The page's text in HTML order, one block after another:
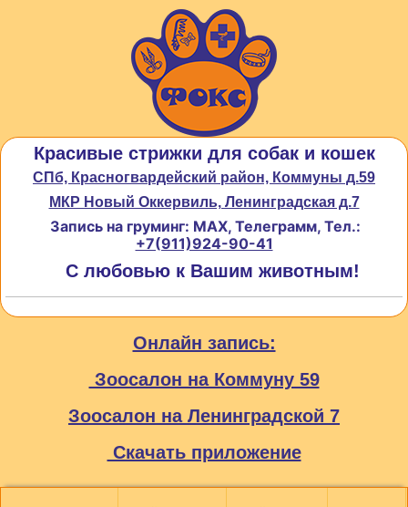
Красивые стрижки для собак и кошек
СПб, Красногвардейский район, Коммуны д.59
МКР Новый Оккервиль, Ленинградская д.7
Запись на груминг: MAX, Телеграмм, Тел.:
+7(911)924-90-41
С любовью к Вашим животным!
Онлайн запись:
Зоосалон на Коммуну 59
Зоосалон на Ленинградской 7
Скачать приложение